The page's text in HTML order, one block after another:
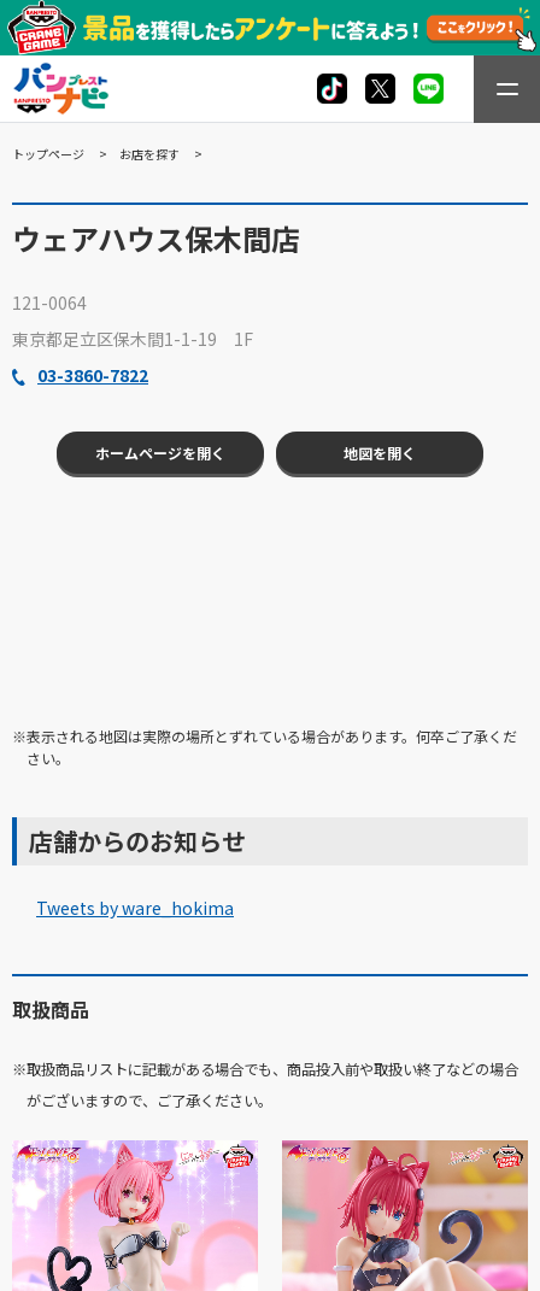
トップページ お店を探す
ウェアハウス保木間店
121-0064
東京都足立区保木間1-1-19 1F
03-3860-7822
ホームページを開く 地図を開く
※表示される地図は実際の場所とずれている場合があります。何卒ご了承くだ
さい。
店舗からのお知らせ
Tweets by ware_hokima
取扱商品
※取扱商品リストに記載がある場合でも、商品投入前や取扱い終了などの場合
がございますので、ご了承ください。